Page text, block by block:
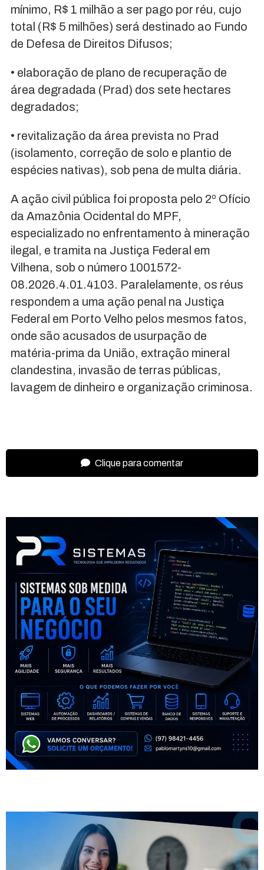
mínimo, R$ 1 milhão a ser pago por réu, cujo
total (R$ 5 milhões) será destinado ao Fundo
de Defesa de Direitos Difusos;
• elaboração de plano de recuperação de
área degradada (Prad) dos sete hectares
degradados;
• revitalização da área prevista no Prad
(isolamento, correção de solo e plantio de
espécies nativas), sob pena de multa diária.
A ação civil pública foi proposta pelo 2º Ofício
da Amazônia Ocidental do MPF,
especializado no enfrentamento à mineração
ilegal, e tramita na Justiça Federal em
Vilhena, sob o número 1001572-
08.2026.4.01.4103. Paralelamente, os réus
respondem a uma ação penal na Justiça
Federal em Porto Velho pelos mesmos fatos,
onde são acusados de usurpação de
matéria-prima da União, extração mineral
clandestina, invasão de terras públicas,
lavagem de dinheiro e organização criminosa.
Clique para comentar